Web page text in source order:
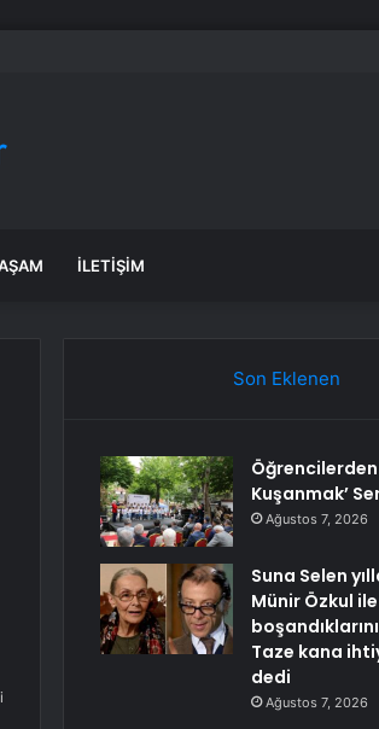
ihtiyacım var dedi
İLETIŞIM
Son Eklenen
Öğrencilerden
Kuşanmak’
Ağustos 7, 2026
Suna Selen
Münir Özkul
Taze kana
dedi
Ağustos 7, 2026